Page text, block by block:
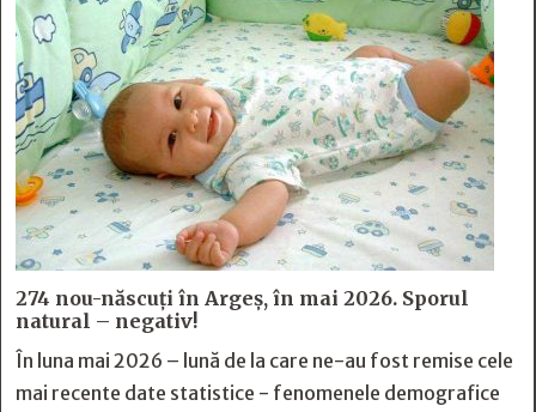
274 nou-născuți în Argeș, în mai 2026. Sporul
natural – negativ!
În luna mai 2026 – lună de la care ne-au fost remise cele
mai recente date statistice - fenomenele demografice